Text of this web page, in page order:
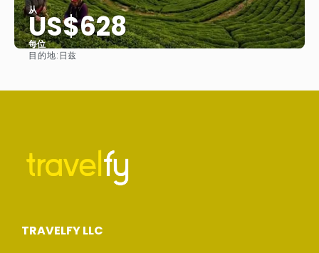
从
US$628
每位
目的地: 日兹
TRAVELFY LLC